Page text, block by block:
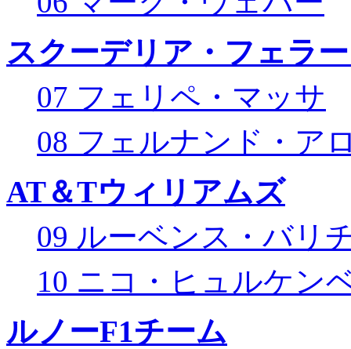
スクーデリア・フェラ
07 フェリペ・マッサ
08 フェルナンド・ア
AT＆Tウィリアムズ
09 ルーベンス・バリ
10 ニコ・ヒュルケン
ルノーF1チーム